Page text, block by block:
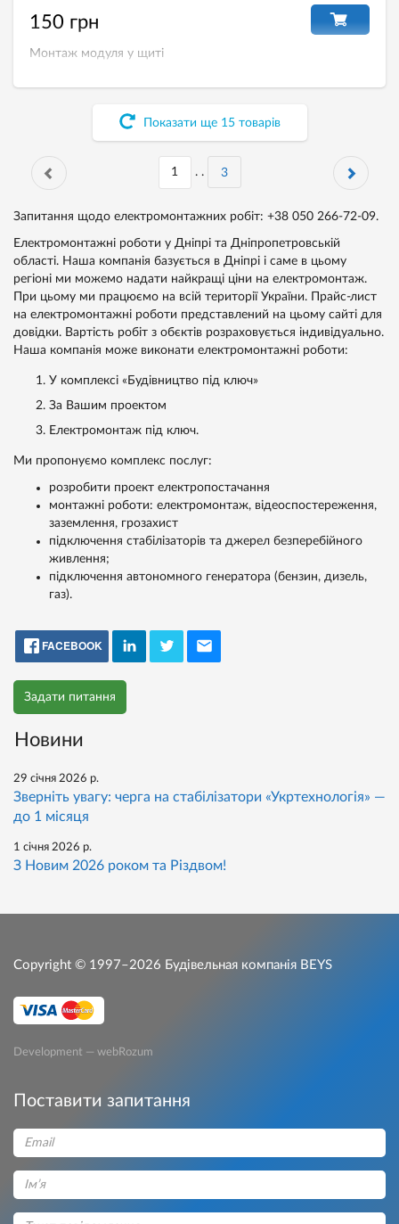
150 грн
Монтаж модуля у щиті
Показати ще 15 товарів
. . 3
Запитання щодо електромонтажних робіт: +38 050 266-72-09.
Електромонтажні роботи у Дніпрі та Дніпропетровській
області. Наша компанія базується в Дніпрі і саме в цьому
регіоні ми можемо надати найкращі ціни на електромонтаж.
При цьому ми працюємо на всій території України. Прайс-лист
на електромонтажні роботи представлений на цьому сайті для
довідки. Вартість робіт з обєктів розраховується індивідуально.
Наша компанія може виконати електромонтажні роботи:
У комплексі «Будівництво під ключ»
За Вашим проектом
Електромонтаж під ключ.
Ми пропонуємо комплекс послуг:
розробити проект електропостачання
монтажні роботи: електромонтаж, відеоспостереження,
заземлення, грозахист
підключення стабілізаторів та джерел безперебійного
живлення;
підключення автономного генератора (бензин, дизель,
газ).
FACEBOOK
Задати питання
Новини
29 січня 2026 р.
Зверніть увагу: черга на стабілізатори «Укртехнологія» —
до 1 місяця
1 січня 2026 р.
З Новим 2026 роком та Різдвом!
Copyright © 1997–2026 Будівельная компанія BEYS
Development — webRozum
Поставити запитання